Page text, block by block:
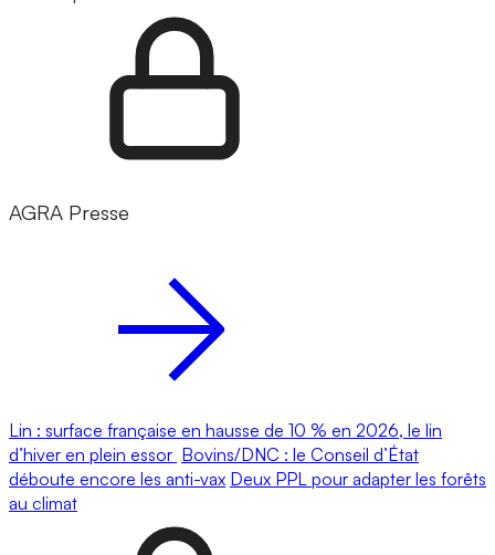
AGRA Presse
Lin : surface française en hausse de 10 % en 2026, le lin
d’hiver en plein essor Bovins/DNC : le Conseil d’État
déboute encore les anti-vax Deux PPL pour adapter les forêts
au climat